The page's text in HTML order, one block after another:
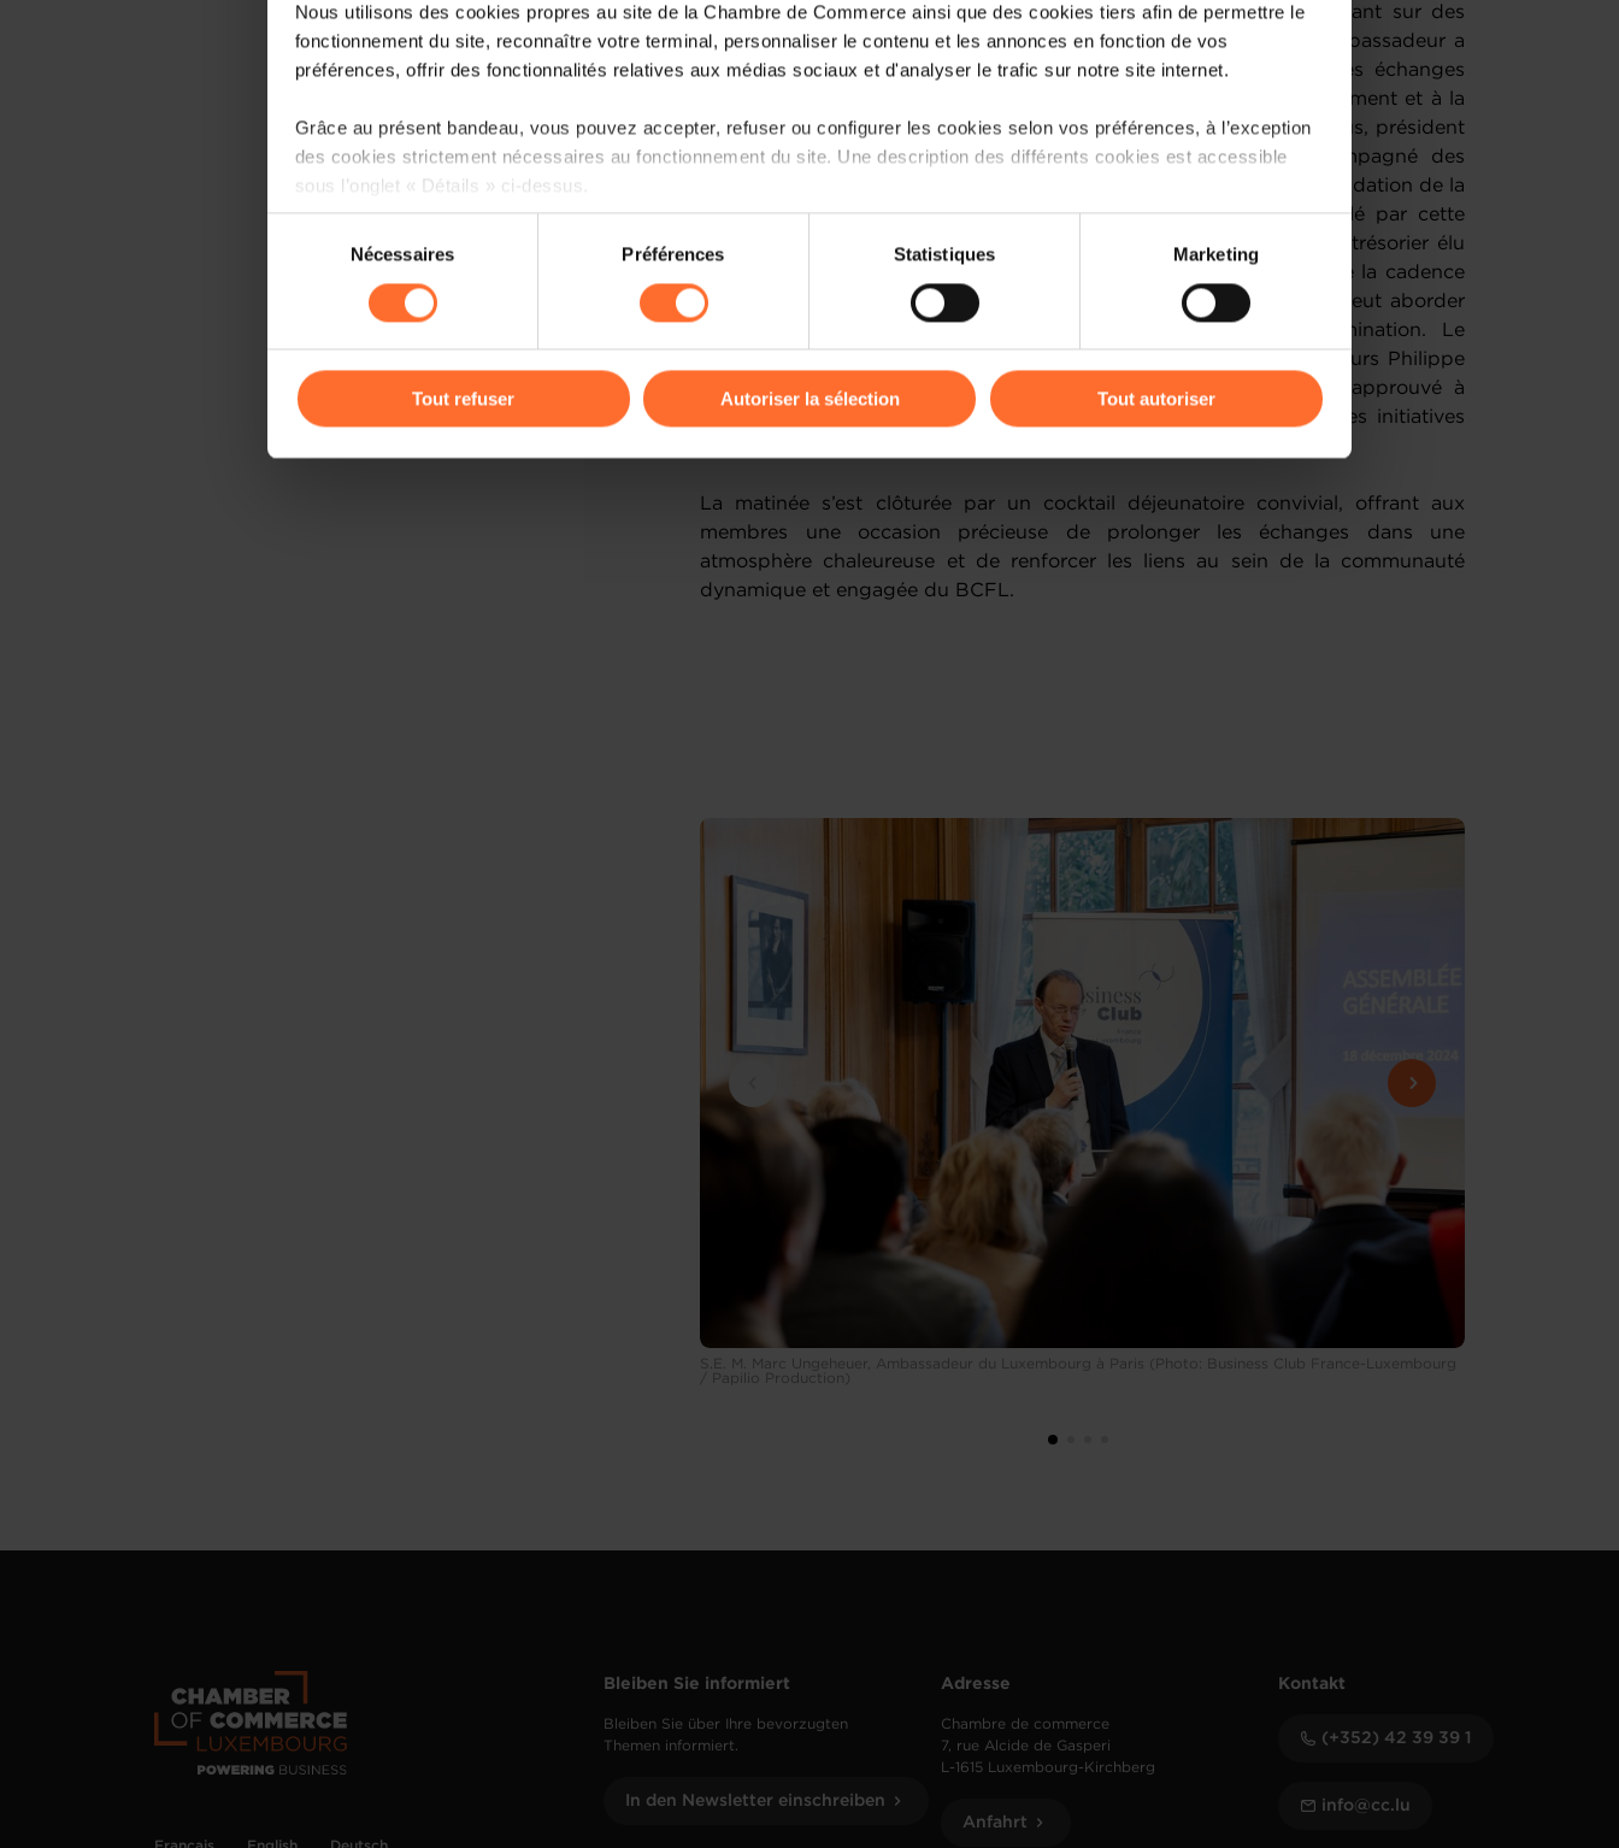
Nous utilisons des cookies propres au site de la Chambre de Commerce ainsi que des cookies tiers afin de permettre le
fonctionnement du site, reconnaître votre terminal, personnaliser le contenu et les annonces en fonction de vos
préférences, offrir des fonctionnalités relatives aux médias sociaux et d'analyser le trafic sur notre site internet.
Grâce au présent bandeau, vous pouvez accepter, refuser ou configurer les cookies selon vos préférences, à l’exception
des cookies strictement nécessaires au fonctionnement du site. Une description des différents cookies est accessible
sous l’onglet « Détails » ci-dessus.
Il est précisé que la navigation sur le site et certaines fonctionnalités (ex : lecture de vidéos, partage sur les réseaux
cas de refus de tous les cookies ou des cookies non nécessaires.
gauche de chaque page.
consentement
Nécessaires Préférences Statistiques Marketing
Tout refuser Autoriser la sélection Tout autoriser
et le Luxembourg, deux nations unies par des liens solides reposant sur des
échanges réguliers à tous les niveaux. Dans cette dynamique, l'Ambassadeur a
souligné le rôle clé du BCFL en tant que véritable catalyseur des échanges
commerciaux, contribuant ainsi de manière significative au renforcement et à la
pérennisation de la coopération entre les deux pays. Philippe Schaus, président
du BCFL, a ensuite présenté le rapport d’activité 2024, accompagné des
perspectives prometteuses pour 2025, mettant l’accent sur la consolidation de la
croissance du club et sur le maintien de l'élan dynamique insufflé par cette
année fructueuse. Le rapport financier, présenté par Xavier Blouin, trésorier élu
durant cette AG, a révélé un solde positif malgré l’intensification de la cadence
événementielle. Grâce à des réserves financières solides, le BCFL peut aborder
l'avenir avec confiance et poursuivre ses actions avec détermination. Le
renouvellement des mandats des membres sortants du CA, Messieurs Philippe
Schaus, Xavier Blouin, Yves Reding et Grégory Beltrame, a été approuvé à
l’unanimité, assurant ainsi la pérennité et stabilité du club dans ses initiatives
La matinée s’est clôturée par un cocktail déjeunatoire convivial, offrant aux
membres une occasion précieuse de prolonger les échanges dans une
atmosphère chaleureuse et de renforcer les liens au sein de la communauté
dynamique et engagée du BCFL.
S.E. M. Marc Ungeheuer, Ambassadeur du Luxembourg à Paris (Photo: Business Club France-Luxembourg
/ Papilio Production)
Bleiben Sie informiert
Bleiben Sie über Ihre bevorzugten
Themen informiert.
In den Newsletter einschreiben
Adresse
Chambre de commerce
7, rue Alcide de Gasperi
L-1615 Luxembourg-Kirchberg
Anfahrt
Kontakt
(+352) 42 39 39 1
info@cc.lu